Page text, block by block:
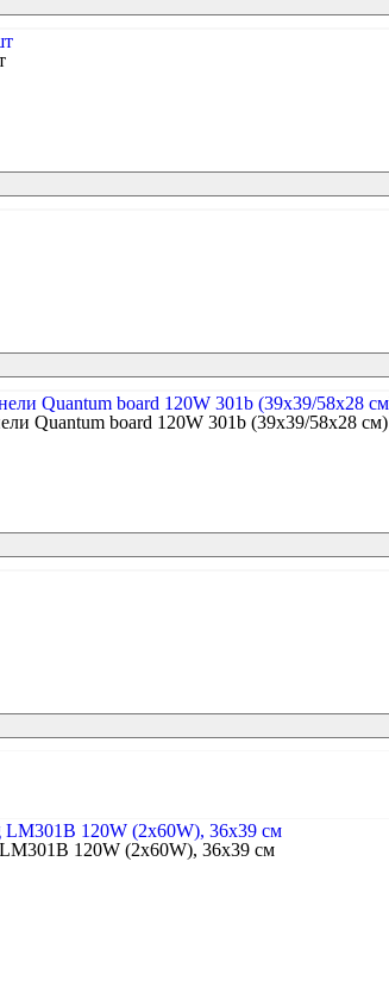
Quantum board 120W 301b (39х39/58х28 см)
120W (2x60W), 36х39 см